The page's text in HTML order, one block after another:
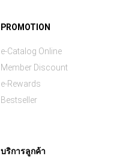
PROMOTION
e-Catalog Online
Member Discount
e-Rewards
Bestseller
บริการลูกค้า